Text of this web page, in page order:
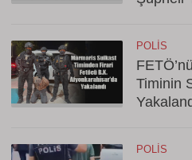
POLIS
Timinin
POLIS